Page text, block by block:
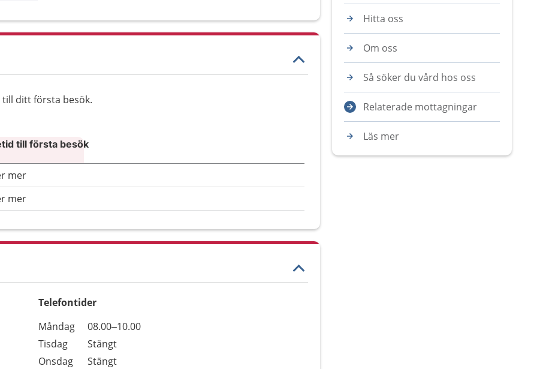
ditt första besök.
till första besök
mer
mer
Telefontider
Dag
Öppettider
Kommentarer
Måndag
08.00–10.00
Tisdag
Stängt
Onsdag
Stängt
Hitta oss
Om oss
Så söker du vård hos oss
Relaterade mottagningar
Läs mer